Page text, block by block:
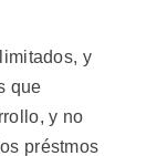
y
que
y no
préstmos